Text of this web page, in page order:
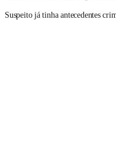
Suspeito já tinha antecedentes